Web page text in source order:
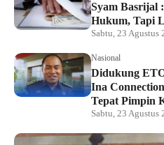
Syam Basrijal
Hukum, Tapi
Sabtu, 23 Agustus
Nasional
Didukung
Ina
Tepat Pimpin
Sabtu, 23 Agustus